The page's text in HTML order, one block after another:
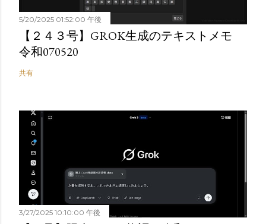
5/20/2025 01:52:00 午後
【２４３号】GROK生成のテキストメモ
令和070520
共有
3/27/2025 10:10:00 午後